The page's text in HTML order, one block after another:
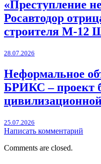
«Преступление
Росавтодор
строителя М-12
28.07.2026
Неформальное
БРИКС – проект
25.07.2026
Написать комментарий
Comments are closed.